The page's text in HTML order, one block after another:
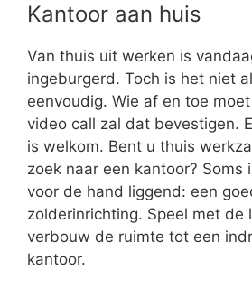
Kantoor aan huis
Van thuis uit werken is
ingeburgerd. Toch is het niet
eenvoudig. Wie af en toe
video call zal dat bevestigen.
is welkom. Bent u thuis
zoek naar een kantoor? Soms
voor de hand liggend: een
zolderinrichting. Speel met de
verbouw de ruimte tot een
kantoor.